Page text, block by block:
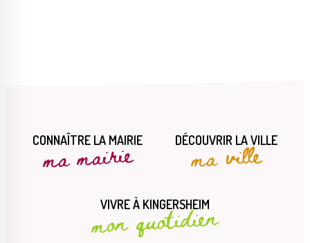
CONNAÎTRE LA MAIRIE
ma mairie DÉCOUVRIR LA VILLE
ma ville
VIVRE À KINGERSHEIM
mon quotidien